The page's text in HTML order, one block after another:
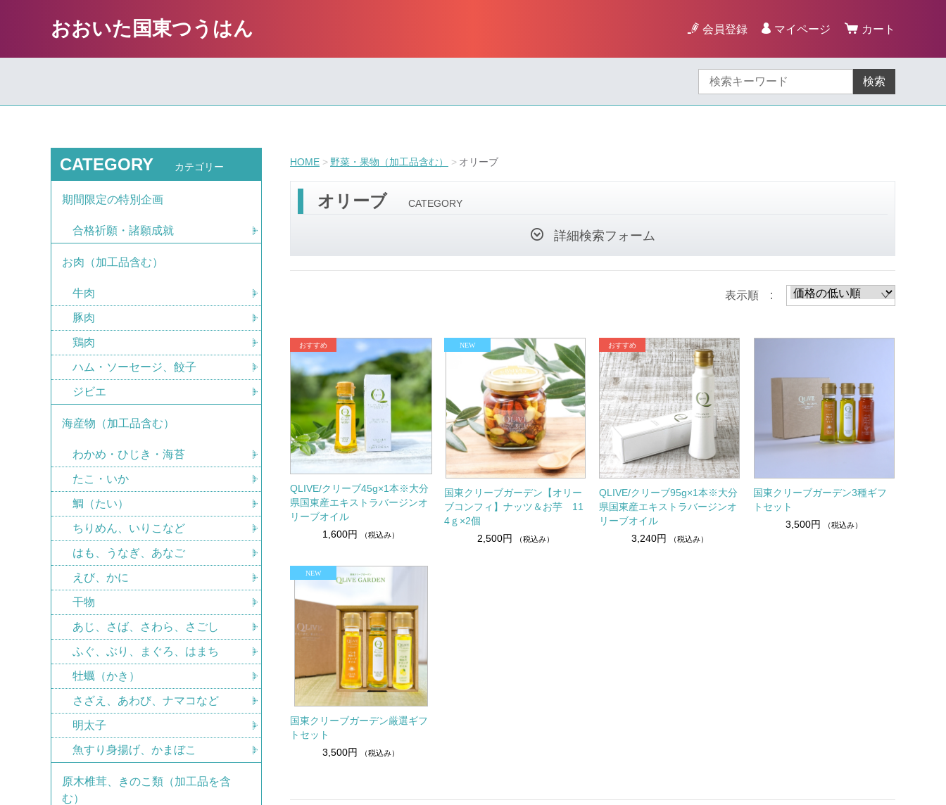
おおいた国東つうはん 会員登録 マイページ カート
検索
HOME 野菜・果物（加工品含む） オリーブ
オリーブ CATEGORY
詳細検索フォーム
表示順 :
QLIVE/クリーブ45g×1本※大分
県国東産エキストラバージンオ
リーブオイル
1,600円
（税込み）
国東クリーブガーデン【オリー
ブコンフィ】ナッツ＆お芋 11
4ｇ×2個
2,500円
（税込み）
QLIVE/クリーブ95g×1本※大分
県国東産エキストラバージンオ
リーブオイル
3,240円
（税込み）
国東クリーブガーデン3種ギフ
トセット
3,500円
（税込み）
国東クリーブガーデン厳選ギフ
トセット
3,500円
（税込み）
CATEGORY カテゴリー
期間限定の特別企画
合格祈願・諸願成就
お肉（加工品含む）
牛肉
豚肉
鶏肉
ハム・ソーセージ、餃子
ジビエ
海産物（加工品含む）
わかめ・ひじき・海苔
たこ・いか
鯛（たい）
ちりめん、いりこなど
はも、うなぎ、あなご
えび、かに
干物
あじ、さば、さわら、さごし
ふぐ、ぶり、まぐろ、はまち
牡蠣（かき）
さざえ、あわび、ナマコなど
明太子
魚すり身揚げ、かまぼこ
原木椎茸、きのこ類（加工品を含
む）